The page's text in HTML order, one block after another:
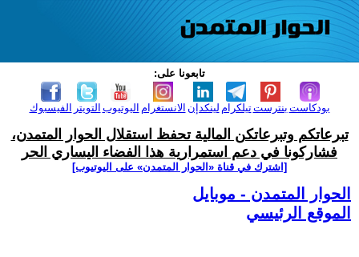
تابعونا على:
الفيسبوك التويتر اليوتيوب الانستغرام لينكدإن تيلكرامبنترست بودكاست
تبرعاتكم وتبرعاتكن المالية تحفظ استقلال الحوار المتمدن،
فشاركونا في دعم استمرارية هذا الفضاء اليساري الحر
[اشترك في قناة ‫«الحوار المتمدن» على اليوتيوب]
الحوار المتمدن - موبايل
الموقع الرئيسي